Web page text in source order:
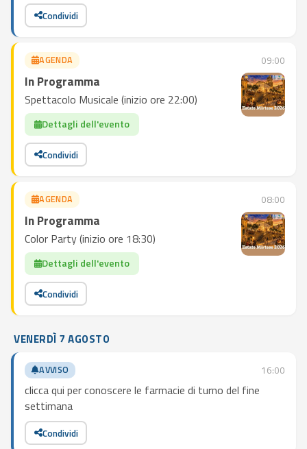
Condividi
AGENDA 09:00
In Programma
Spettacolo Musicale (inizio ore 22:00)
Dettagli dell'evento
Condividi
AGENDA 08:00
In Programma
Color Party (inizio ore 18:30)
Dettagli dell'evento
Condividi
VENERDÌ 7 AGOSTO
AVVISO 16:00
clicca qui per conoscere le farmacie di turno del fine
settimana
Condividi